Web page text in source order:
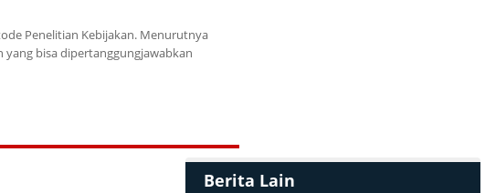
Penelitian Kebijakan. Menurutnya
bisa dipertanggungjawabkan
Berita Lain